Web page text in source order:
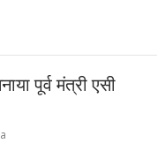
पूर्व मंत्री एसी